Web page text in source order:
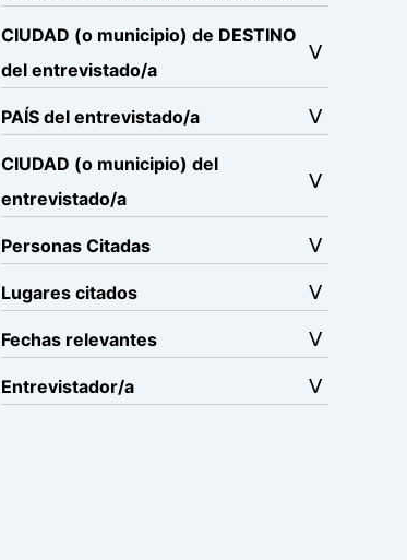
CIUDAD (o municipio) de DESTINO
del entrevistado/a
PAÍS del entrevistado/a
CIUDAD (o municipio) del
entrevistado/a
Personas Citadas
Lugares citados
Fechas relevantes
Entrevistador/a